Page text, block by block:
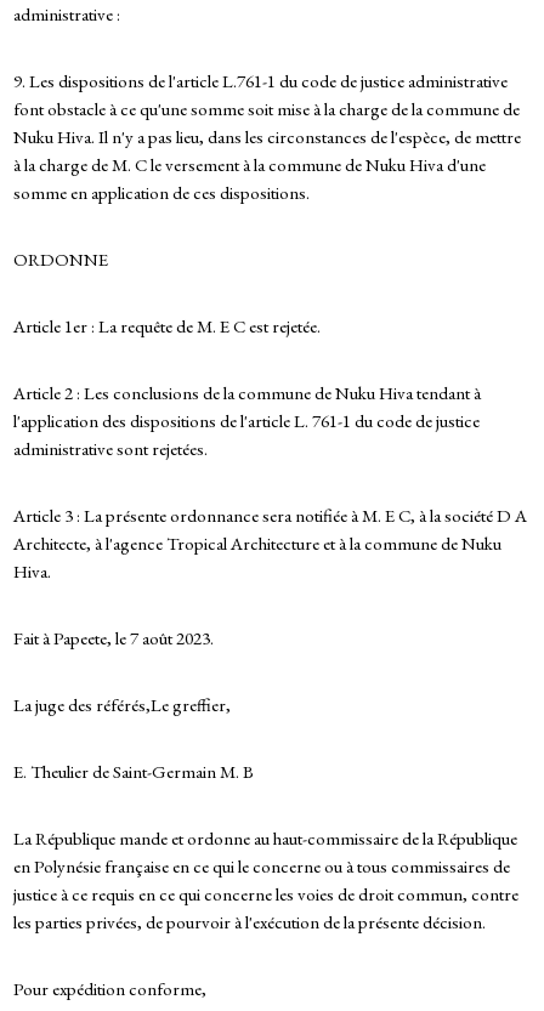
administrative :
9. Les dispositions de l'article L.761-1 du code de justice administrative
font obstacle à ce qu'une somme soit mise à la charge de la commune de
Nuku Hiva. Il n'y a pas lieu, dans les circonstances de l'espèce, de mettre
à la charge de M. C le versement à la commune de Nuku Hiva d'une
somme en application de ces dispositions.
ORDONNE
Article 1er : La requête de M. E C est rejetée.
Article 2 : Les conclusions de la commune de Nuku Hiva tendant à
l'application des dispositions de l'article L. 761-1 du code de justice
administrative sont rejetées.
Article 3 : La présente ordonnance sera notifiée à M. E C, à la société D A
Architecte, à l'agence Tropical Architecture et à la commune de Nuku
Hiva.
Fait à Papeete, le 7 août 2023.
La juge des référés,Le greffier,
E. Theulier de Saint-Germain M. B
La République mande et ordonne au haut-commissaire de la République
en Polynésie française en ce qui le concerne ou à tous commissaires de
justice à ce requis en ce qui concerne les voies de droit commun, contre
les parties privées, de pourvoir à l'exécution de la présente décision.
Pour expédition conforme,